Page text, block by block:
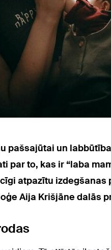
pašsajūtai un
par to, kas ir “laba
atpazītu
Aija Krišjāne dalās